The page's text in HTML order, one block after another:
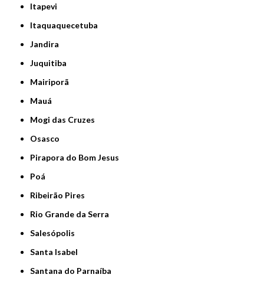
Itapevi
Itaquaquecetuba
Jandira
Juquitiba
Mairiporã
Mauá
Mogi das Cruzes
Osasco
Pirapora do Bom Jesus
Poá
Ribeirão Pires
Rio Grande da Serra
Salesópolis
Santa Isabel
Santana do Parnaíba